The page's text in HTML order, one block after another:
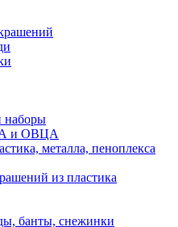
наборы
и ОВЦА
металла, пеноплекса
из пластика
банты, снежинки